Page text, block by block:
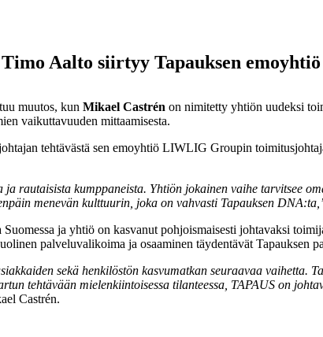
Aalto siirtyy Tapauksen
muutos, kun Mikael Castrén on nimitetty yhtiön uudeksi
vaikuttavuuden mittaamisesta.
tehtävästä sen emoyhtiö LIWLIG Groupin
rautaisista kumppaneista. Yhtiön jokainen vaihe tarvitsee
menevän kulttuurin, joka on vahvasti Tapauksen
ja yhtiö on kasvanut pohjoismaisesti johtavaksi
palveluvalikoima ja osaaminen täydentävät Tapauksen
sekä henkilöstön kasvumatkan seuraavaa vaihetta.
tehtävään mielenkiintoisessa tilanteessa, TAPAUS on
Castrén.